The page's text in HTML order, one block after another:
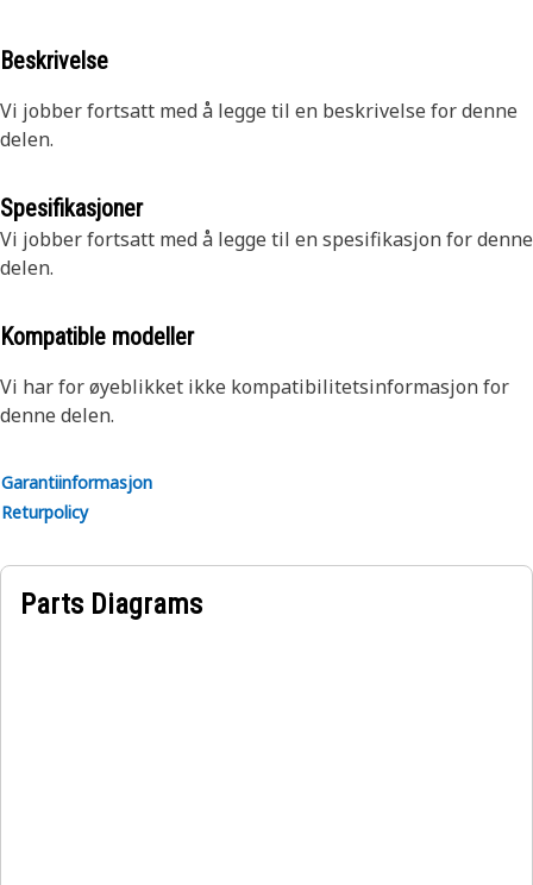
Beskrivelse
Vi jobber fortsatt med å legge til en beskrivelse for denne
delen.
Spesifikasjoner
Vi jobber fortsatt med å legge til en spesifikasjon for denne
delen.
Kompatible modeller
Vi har for øyeblikket ikke kompatibilitetsinformasjon for
denne delen.
Garantiinformasjon
Returpolicy
Parts Diagrams